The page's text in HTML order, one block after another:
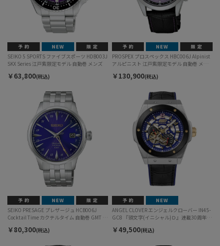
SEIKO 5 SPORTS ファイブスポーツ HDB003J
SKX Series 江戸紫限定モデル 自動巻 メンズ
￥63,800(税込)
PROSPEX プロスペックス HBC006J Alpinist
アルピニスト 江戸紫限定モデル 自動巻 メン
￥130,900(税込)
SEIKO PRESAGE プレザージュ HCB006J
Cocktail Time カクテルタイム 自動巻 GMT メ
￥80,300(税込)
ANGEL CLOVER エンジェルクローバー IN45-
GC8 『頭文字(イニシャル)Ｄ』連載30周年記
SUBARU GC8モデル 自動巻 メンズ
￥49,500(税込)